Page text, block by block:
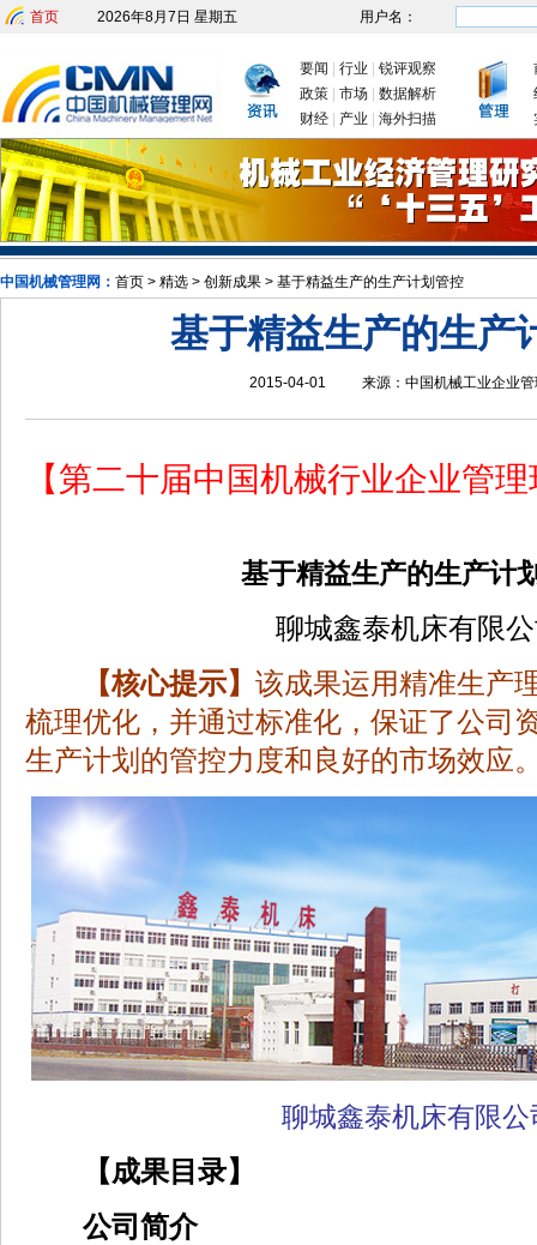
首页 2026年8月7日 星期五 用户名：
要闻 行业
锐评观察
政策
市场
数据解析
财经
产业 海外扫描
中国机械管理网： 首页 > 精选 > 创新成果 > 基于精益生产的生产计划管控
发改委：九大举措有序推动企业复工复产
基于精益生产的生产
2015-04-01 来源： 中国机械工业企业
【第二十届中国机械行业企业管
基于精益生产的生产计
聊城鑫泰机床有限
【核心提示】 该成果运用精准生产
梳理优化，并通过标准化，保证了公司
生产计划的管控力度和良好的市场效应
聊城鑫泰机床有限公
【成果目录】
公司简介